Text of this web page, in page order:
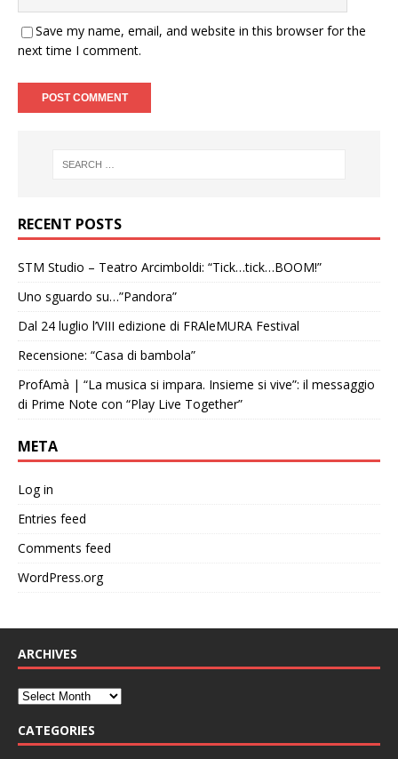
Save my name, email, and website in this browser for the
next time I comment.
RECENT POSTS
STM Studio – Teatro Arcimboldi: “Tick…tick…BOOM!”
Uno sguardo su…”Pandora”
Dal 24 luglio l’VIII edizione di FRAleMURA Festival
Recensione: “Casa di bambola”
ProfAmà | “La musica si impara. Insieme si vive”: il messaggio
di Prime Note con “Play Live Together”
META
Log in
Entries feed
Comments feed
WordPress.org
ARCHIVES
CATEGORIES